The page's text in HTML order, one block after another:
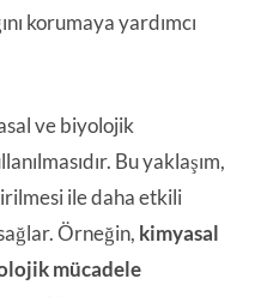
korumaya yardımcı
ve biyolojik
Bu yaklaşım,
ile daha etkili
Örneğin, kimyasal
mücadele